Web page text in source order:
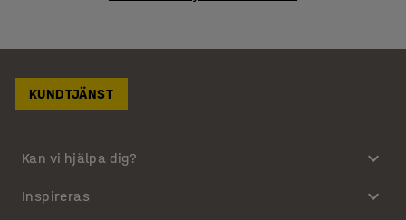
KUNDTJÄNST
Kan vi hjälpa dig?
Inspireras